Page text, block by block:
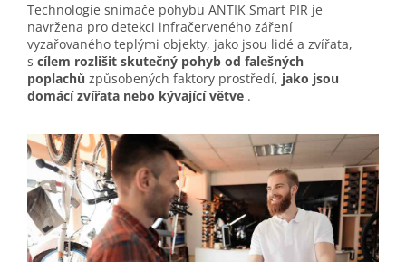
Technologie snímače pohybu ANTIK Smart PIR je
navržena pro detekci infračerveného záření
vyzařovaného teplými objekty, jako jsou lidé a zvířata,
s cílem rozlišit skutečný pohyb od falešných
poplachů způsobených faktory prostředí, jako jsou
domácí zvířata nebo kývající větve .